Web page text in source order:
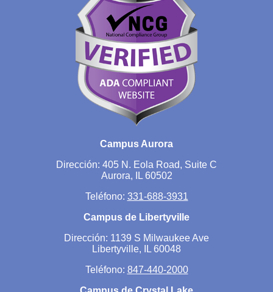
Campus Aurora
Dirección: 405 N. Eola Road, Suite C
Aurora, IL 60502
Teléfono: 331-688-3931
Campus de Libertyville
Dirección: 1139 S Milwaukee Ave
Libertyville, IL 60048
Teléfono: 847-440-2000